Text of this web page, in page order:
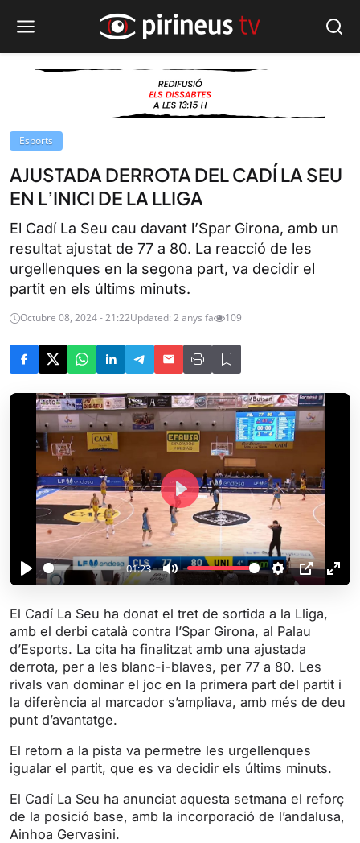
Esports
AJUSTADA DERROTA DEL CADÍ LA SEU
EN L’INICI DE LA LLIGA
El Cadí La Seu cau davant l’Spar Girona, amb un
resultat ajustat de 77 a 80. La reacció de les
urgellenques en la segona part, va decidir el
partit en els últims minuts.
Octubre 08, 2024 - 21:22Updated: 2 anys fa 109
P
l
a
y
01:23
M
u
e
S
e
t
t
i
n
g
P
I
P
E
f
u
r
e
P
a
y
El Cadí La Seu ha donat el tret de sortida a la Lliga,
amb el derbi català contra l’Spar Girona, al Palau
d’Esports. La cita ha finalitzat amb una ajustada
derrota, per a les blanc-i-blaves, per 77 a 80. Les
rivals van dominar el joc en la primera part del partit i
la diferència al marcador s’ampliava, amb més de deu
punt d’avantatge.
El retorn a la pista va permetre les urgellenques
igualar el partit, que es va decidir els últims minuts.
El Cadí La Seu ha anunciat aquesta setmana el reforç
de la posició base, amb la incorporació de l’andalusa,
Ainhoa Gervasini.